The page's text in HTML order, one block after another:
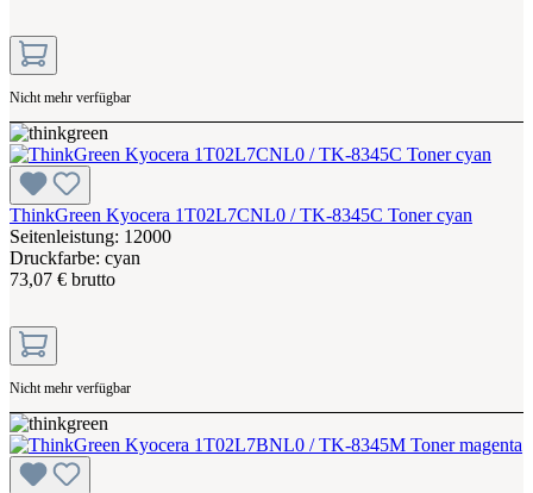
Nicht mehr verfügbar
ThinkGreen Kyocera 1T02L7CNL0 / TK-8345C Toner cyan
Seitenleistung: 12000
Druckfarbe: cyan
73,07 € brutto
Nicht mehr verfügbar